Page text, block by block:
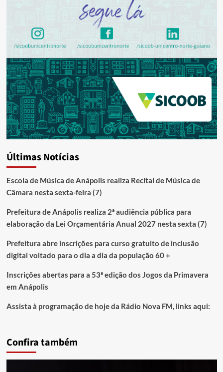
Últimas Notícias
Escola de Música de Anápolis realiza Recital de Música de
Câmara nesta sexta-feira (7)
Prefeitura de Anápolis realiza 2ª audiência pública para
elaboração da Lei Orçamentária Anual 2027 nesta sexta (7)
Prefeitura abre inscrições para curso gratuito de inclusão
digital voltado para o dia a dia da população 60 +
Inscrições abertas para a 53ª edição dos Jogos da Primavera
em Anápolis
Assista à programação de hoje da Rádio Nova FM, links aqui:
Confira também